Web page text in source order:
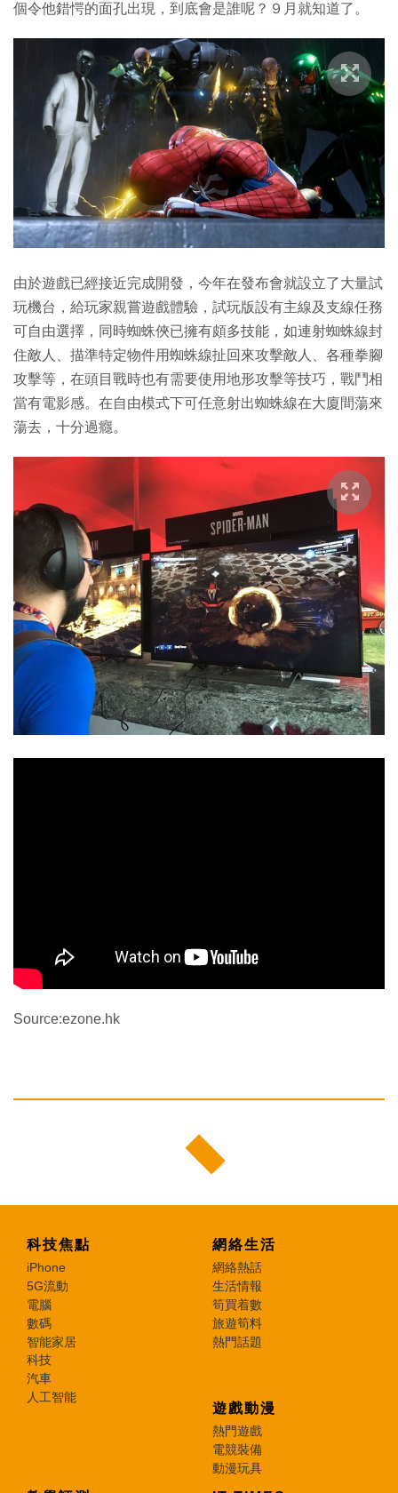
個令他錯愕的面孔出現，到底會是誰呢？９月就知道了。
由於遊戲已經接近完成開發，今年在發布會就設立了大量試
玩機台，給玩家親嘗遊戲體驗，試玩版設有主線及支線任務
可自由選擇，同時蜘蛛俠已擁有頗多技能，如連射蜘蛛線封
住敵人、描準特定物件用蜘蛛線扯回來攻擊敵人、各種拳腳
攻擊等，在頭目戰時也有需要使用地形攻擊等技巧，戰鬥相
當有電影感。在自由模式下可任意射出蜘蛛線在大廈間蕩來
蕩去，十分過癮。
Source:ezone.hk
科技焦點
iPhone
5G流動
電腦
數碼
智能家居
科技
汽車
人工智能
網絡生活
網絡熱話
生活情報
筍買着數
旅遊筍料
熱門話題
遊戲動漫
熱門遊戲
電競裝備
動漫玩具